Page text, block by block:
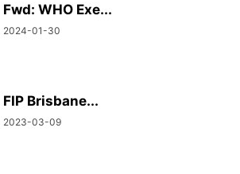
Fwd: WHO Exe...
2024-01-30
FIP Brisbane...
2023-03-09